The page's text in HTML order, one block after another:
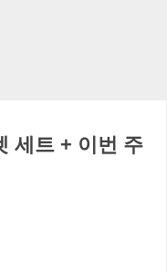
세트 + 이번 주